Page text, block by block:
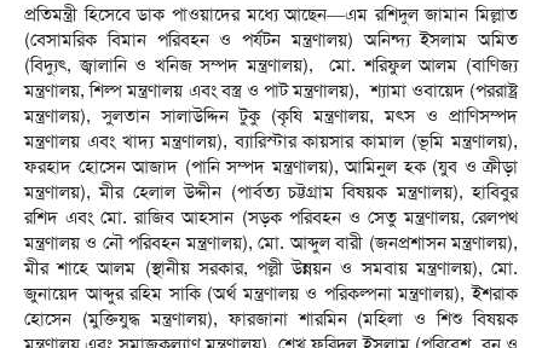
প্রতিমন্ত্রী হিসেবে ডাক পাওয়াদের মধ্যে আছেন—এম রশিদুল জামান মিল্লাত
(বেসামরিক বিমান পরিবহন ও পর্যটন মন্ত্রণালয়) অনিন্দ্য ইসলাম অমিত
(বিদ্যুৎ, জ্বালানি ও খনিজ সম্পদ মন্ত্রণালয়), মো. শরিফুল আলম (বাণিজ্য
মন্ত্রণালয়, শিল্প মন্ত্রণালয় এবং বস্ত্র ও পাট মন্ত্রণালয়), শ্যামা ওবায়েদ (পররাষ্ট্র
মন্ত্রণালয়), সুলতান সালাউদ্দিন টুকু (কৃষি মন্ত্রণালয়, মৎস ও প্রাণিসম্পদ
মন্ত্রণালয় এবং খাদ্য মন্ত্রণালয়), ব্যারিস্টার কায়সার কামাল (ভূমি মন্ত্রণালয়),
ফরহাদ হোসেন আজাদ (পানি সম্পদ মন্ত্রণালয়), আমিনুল হক (যুব ও ক্রীড়া
মন্ত্রণালয়), মীর হেলাল উদ্দীন (পার্বত্য চট্টগ্রাম বিষয়ক মন্ত্রণালয়), হাবিবুর
রশিদ এবং মো. রাজিব আহসান (সড়ক পরিবহন ও সেতু মন্ত্রণালয়, রেলপথ
মন্ত্রণালয় ও নৌ পরিবহন মন্ত্রণালয়), মো. আব্দুল বারী (জনপ্রশাসন মন্ত্রণালয়),
মীর শাহে আলম (স্থানীয় সরকার, পল্লী উন্নয়ন ও সমবায় মন্ত্রণালয়), মো.
জুনায়েদ আব্দুর রহিম সাকি (অর্থ মন্ত্রণালয় ও পরিকল্পনা মন্ত্রণালয়), ইশরাক
হোসেন (মুক্তিযুদ্ধ মন্ত্রণালয়), ফারজানা শারমিন (মহিলা ও শিশু বিষয়ক